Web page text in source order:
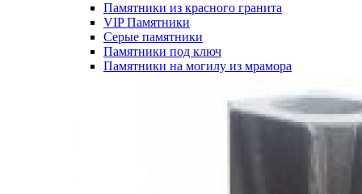
Памятники из красного гранита
VIP Памятники
Серые памятники
Памятники под ключ
Памятники на могилу из мрамора